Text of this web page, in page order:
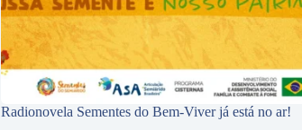
Radionovela Sementes do Bem-Viver já está no ar!